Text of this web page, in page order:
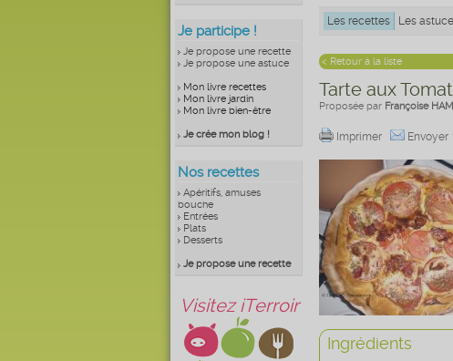
Je participe !
Je propose une recette
Je propose une astuce
Mon livre recettes
Mon livre jardin
Mon livre bien-être
Je crée mon blog !
Nos recettes
Apéritifs, amuses
bouche
Entrées
Plats
Desserts
Je propose une recette
Visitez iTerroir
Les recettes Les
< Retour à la liste
Tarte aux
Proposée par Françoise
Imprimer Envoyer
Ingrédients